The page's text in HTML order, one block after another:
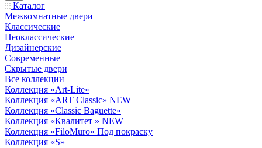
Каталог
Межкомнатные двери
Классические
Неоклассические
Дизайнерские
Современные
Скрытые двери
Все коллекции
Коллекция «Art-Lite»
Коллекция «ART Classic» NEW
Коллекция «Classic Baguette»
Коллекция «Квалитет » NEW
Коллекция «FiloMuro» Под покраску
Коллекция «S»